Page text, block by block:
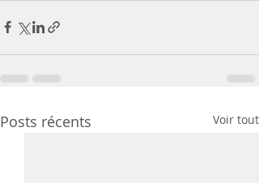
Posts récents Voir tout